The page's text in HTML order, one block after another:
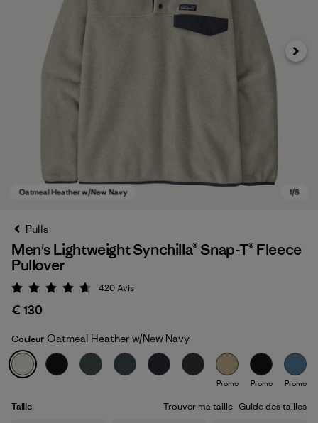
Oatmeal Heather w/New Navy
Pulls
Men's Lightweight Synchilla® Snap-T® Fleece
Pullover
Évaluation: 4.7 / 5
420Avis
€ 130
Couleur Oatmeal Heather w/New Navy
Promo Promo Promo
Taille Trouver ma taille Guide des tailles